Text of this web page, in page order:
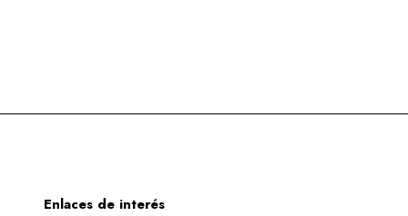
Enlaces de interés